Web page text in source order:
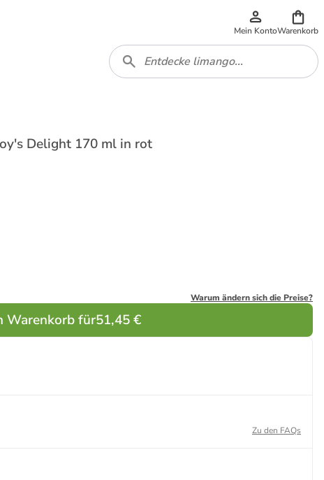
Mein KontoWarenkorb
Delight 170 ml in rot
Warum ändern sich die Preise?
Warenkorb für51,45 €
Zu den FAQs